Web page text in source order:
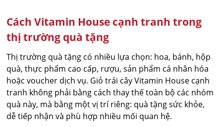
Cách Vitamin House cạnh tranh trong
thị trường quà tặng
Thị trường quà tặng có nhiều lựa chọn: hoa, bánh, hộp
quà, thực phẩm cao cấp, rượu, sản phẩm cá nhân hóa
hoặc voucher dịch vụ. Giỏ trái cây Vitamin House cạnh
tranh không phải bằng cách thay thế toàn bộ các nhóm
quà này, mà bằng một vị trí riêng: quà tặng sức khỏe,
dễ tiếp nhận và phù hợp nhiều mối quan hệ.